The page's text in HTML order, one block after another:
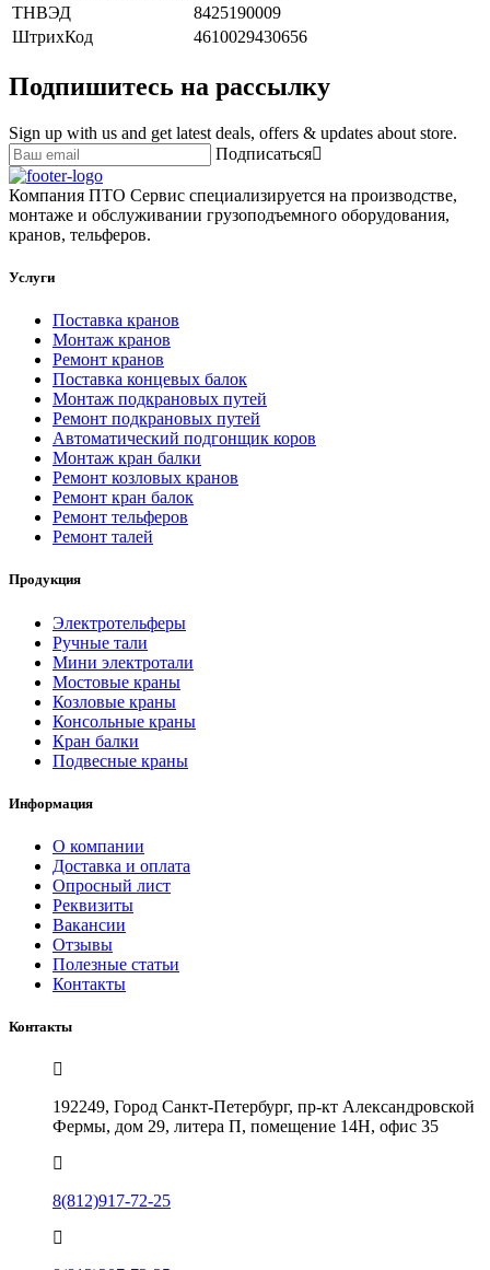
ТНВЭД
8425190009
ШтрихКод
4610029430656
Подпишитесь на рассылку
Sign up with us and get latest deals, offers & updates about store.
Подписаться
Компания ПТО Сервис специализируется на производстве,
монтаже и обслуживании грузоподъемного оборудования,
кранов, тельферов.
Услуги
Поставка кранов
Монтаж кранов
Ремонт кранов
Поставка концевых балок
Монтаж подкрановых путей
Ремонт подкрановых путей
Автоматический подгонщик коров
Монтаж кран балки
Ремонт козловых кранов
Ремонт кран балок
Ремонт тельферов
Ремонт талей
Продукция
Электротельферы
Ручные тали
Мини электротали
Мостовые краны
Козловые краны
Консольные краны
Кран балки
Подвесные краны
Информация
О компании
Доставка и оплата
Опросный лист
Реквизиты
Вакансии
Отзывы
Полезные статьи
Контакты
Контакты
192249, Город Санкт-Петербург, пр-кт Александровской
Фермы, дом 29, литера П, помещение 14Н, офис 35
8(812)917-72-25